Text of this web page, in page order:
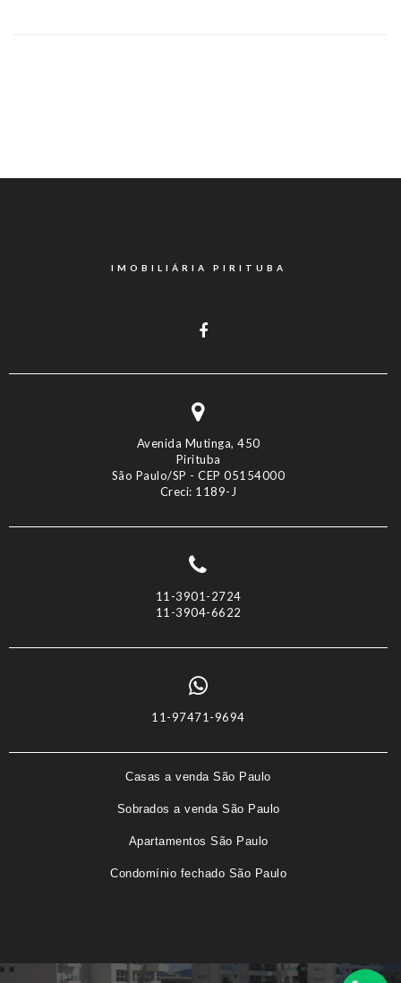
IMOBILIÁRIA PIRITUBA
Avenida Mutinga, 450
Pirituba
São Paulo/SP - CEP 05154000
Creci: 1189-J
11-3901-2724
11-3904-6622
11-97471-9694
Casas a venda São Paulo
Sobrados a venda São Paulo
Apartamentos São Paulo
Condomínio fechado São Paulo